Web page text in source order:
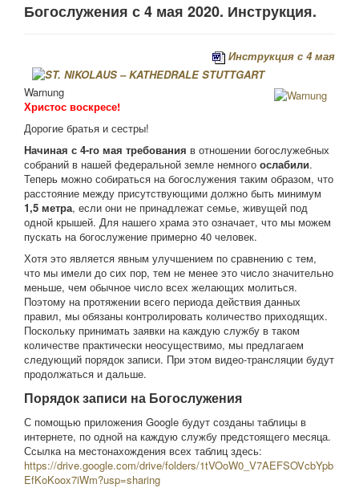
Богослужения с 4 мая 2020. Инструкция.
Инструкция с 4 мая
Warnung
Христос воскресе!
Дорогие братья и сестры!
Начиная с 4-го мая требования в отношении богослужебных
собраний в нашей федеральной земле немного ослабили.
Теперь можно собираться на богослужения таким образом, что
расстояние между присутствующими должно быть минимум
1,5 метра, если они не принадлежат семье, живущей под
одной крышей. Для нашего храма это означает, что мы можем
пускать на богослужение примерно 40 человек.
Хотя это является явным улучшением по сравнению с тем,
что мы имели до сих пор, тем не менее это число значительно
меньше, чем обычное число всех желающих молиться.
Поэтому на протяжении всего периода действия данных
правил, мы обязаны контролировать количество приходящих.
Поскольку принимать заявки на каждую службу в таком
количестве практически неосуществимо, мы предлагаем
следующий порядок записи. При этом видео-трансляции будут
продолжаться и дальше.
Порядок записи на Богослужения
С помощью приложения Google будут созданы таблицы в
интернете, по одной на каждую службу предстоящего месяца.
Ссылка на местонахождения всех таблиц здесь:
https://drive.google.com/drive/folders/1tVOoW0_V7AEFSOVcbYpb
EfKoKoox7iWm?usp=sharing